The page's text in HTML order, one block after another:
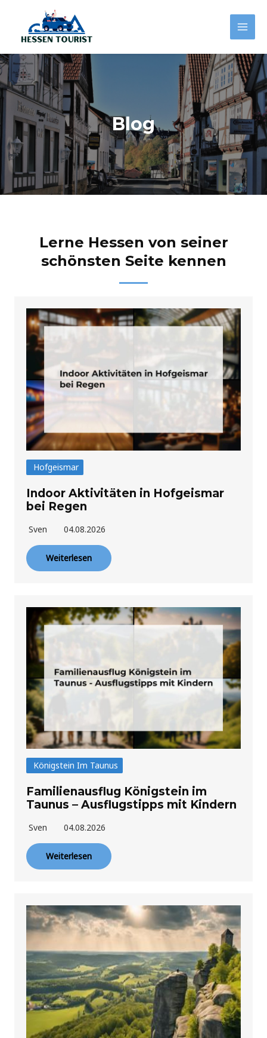
springen
Main
Blog
Lerne Hessen von seiner
schönsten Seite kennen
Hofgeismar
Indoor Aktivitäten in Hofgeismar
bei Regen
Sven 04.08.2026
Weiterlesen
Königstein Im Taunus
Familienausflug Königstein im
Taunus – Ausflugstipps mit Kindern
Sven 04.08.2026
Weiterlesen